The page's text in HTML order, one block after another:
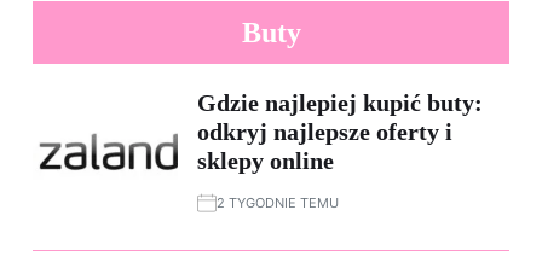
Buty
Gdzie najlepiej kupić buty:
odkryj najlepsze oferty i
sklepy online
2 TYGODNIE TEMU